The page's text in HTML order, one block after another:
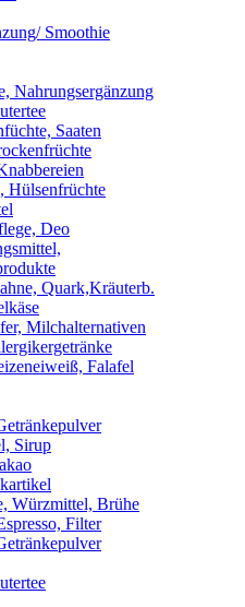
Smoothie
Nahrungsergänzung
Saaten
Hülsenfrüchte
Deo
Quark,Kräuterb.
Milchalternativen
Falafel
Sirup
Würzmittel, Brühe
Filter